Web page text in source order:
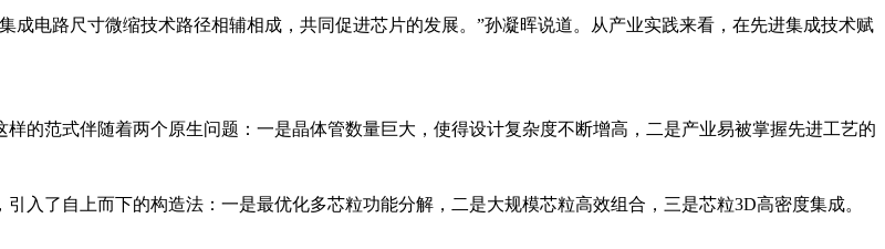
电路尺寸微缩技术路径相辅相成，共同促进芯片的发展。”孙凝晖说道。从产业实践来看，在先进集成技术赋
的范式伴随着两个原生问题：一是晶体管数量巨大，使得设计复杂度不断增高，二是产业易被掌握先进工艺的
入了自上而下的构造法：一是最优化多芯粒功能分解，二是大规模芯粒高效组合，三是芯粒3D高密度集成。